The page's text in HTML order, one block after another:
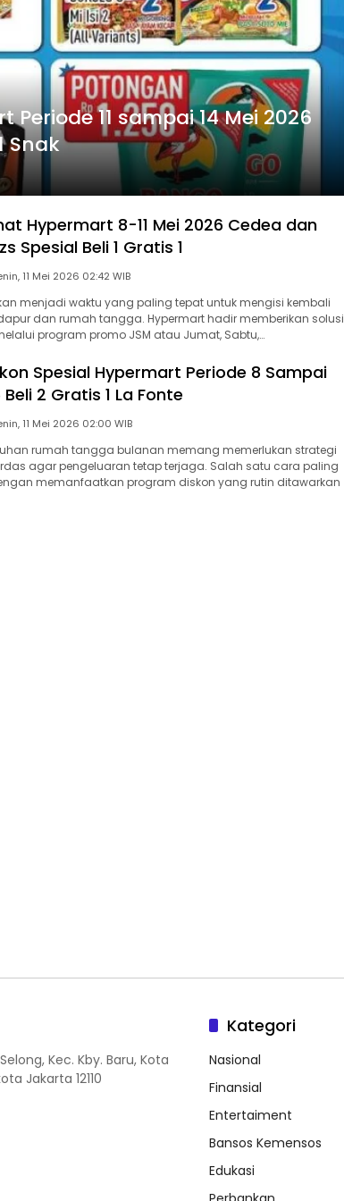
Periode 11 sampai 14 Mei 2026
Snak
Hypermart 8-11 Mei 2026 Cedea dan
Spesial Beli 1 Gratis 1
Senin, 11 Mei 2026 02:42 WIB
menjadi waktu yang paling tepat untuk mengisi kembali
dan rumah tangga. Hypermart hadir memberikan solusi
program promo JSM atau Jumat, Sabtu,…
Spesial Hypermart Periode 8 Sampai
Beli 2 Gratis 1 La Fonte
Senin, 11 Mei 2026 02:00 WIB
rumah tangga bulanan memang memerlukan strategi
agar pengeluaran tetap terjaga. Salah satu cara paling
memanfaatkan program diskon yang rutin ditawarkan
Kec. Kby. Baru, Kota
Jakarta 12110
Kategori
Nasional
Finansial
Entertaiment
Bansos Kemensos
Edukasi